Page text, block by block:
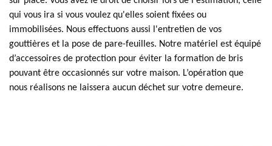
qui vous ira si vous voulez qu'elles soient fixées ou
immobilisées. Nous effectuons aussi l'entretien de vos
gouttières et la pose de pare-feuilles. Notre matériel est équipé
d’accessoires de protection pour éviter la formation de bris
pouvant être occasionnés sur votre maison. L’opération que
nous réalisons ne laissera aucun déchet sur votre demeure.